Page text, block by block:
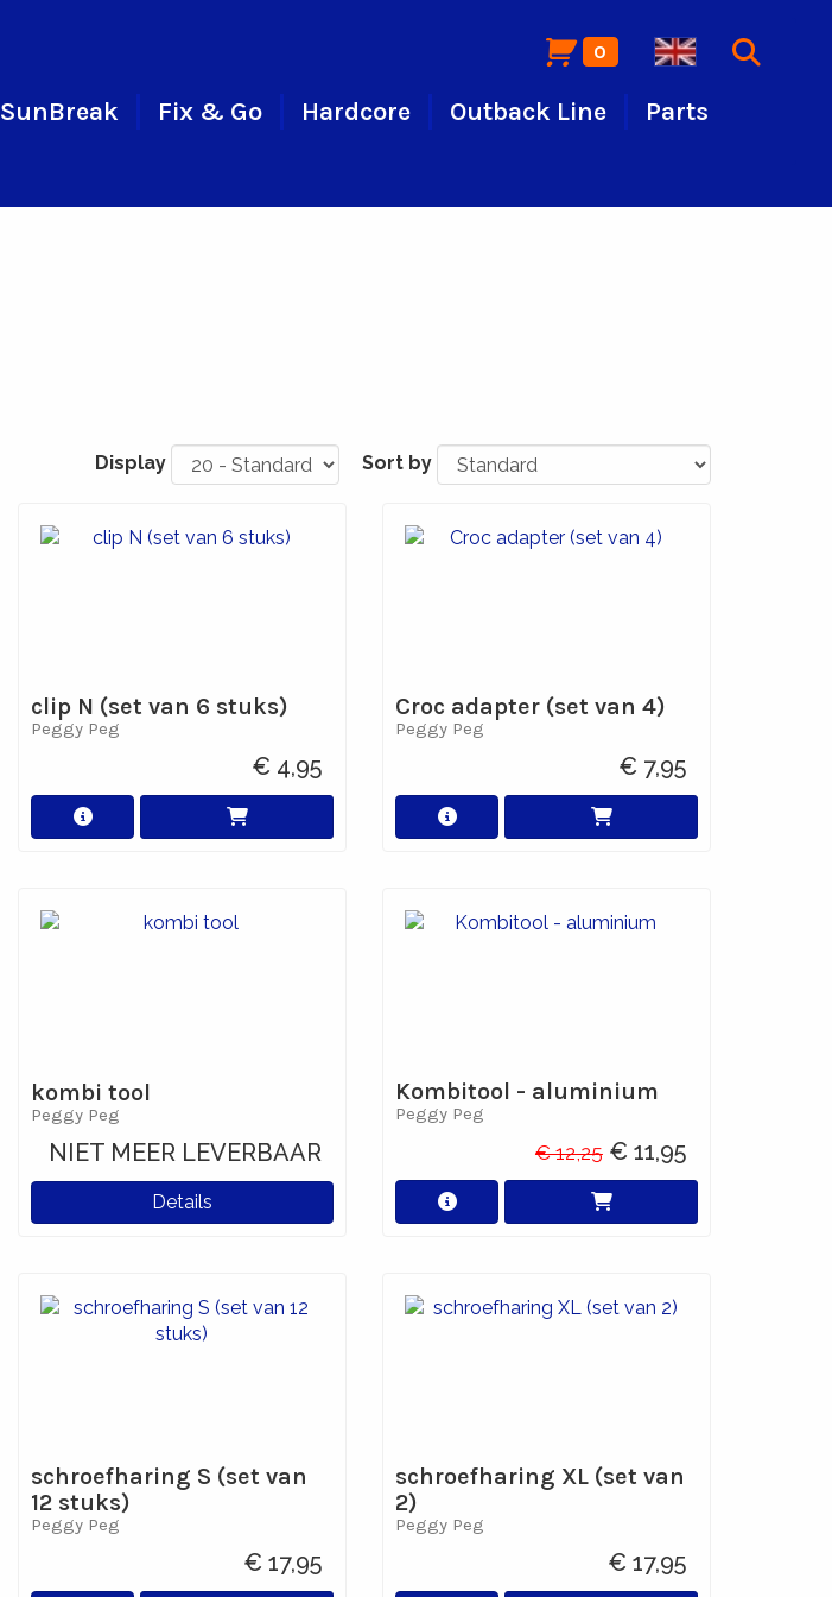
0
SunBreak Fix & Go Hardcore Outback Line
Parts
Display Sort by
clip N (set van 6 stuks)
Peggy Peg
€ 4,95
Croc adapter (set van 4)
Peggy Peg
€ 7,95
kombi tool
Peggy Peg
NIET MEER LEVERBAAR
Details
Kombitool - aluminium
Peggy Peg
€ 12,25 € 11,95
schroefharing S (set van
12 stuks)
Peggy Peg
€ 17,95
schroefharing XL (set van
2)
Peggy Peg
€ 17,95